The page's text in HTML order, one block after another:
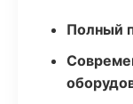
Полный